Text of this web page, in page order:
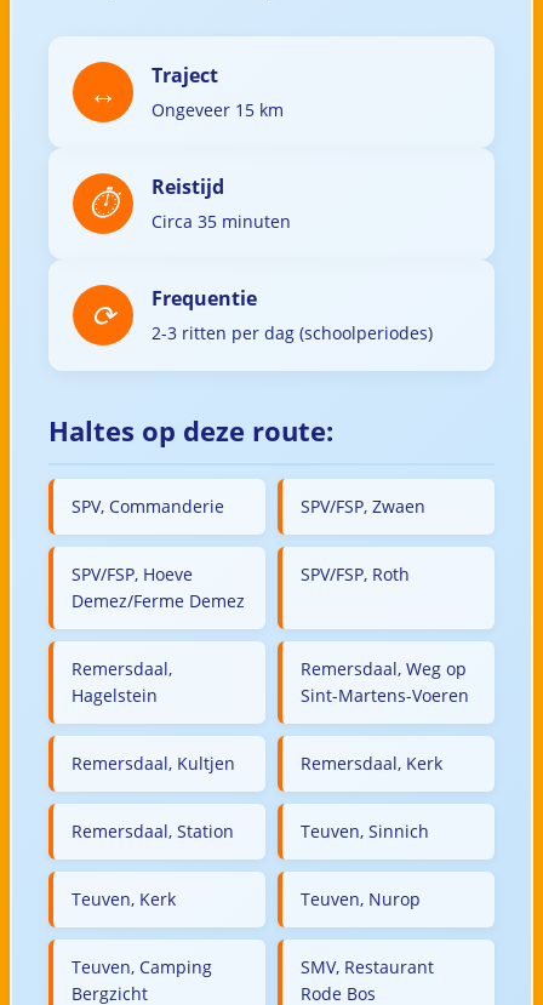
Traject
Ongeveer 15 km
Reistijd
Circa 35 minuten
Frequentie
2-3 ritten per dag (schoolperiodes)
Haltes op deze route:
SPV, Commanderie SPV/FSP, Zwaen
SPV/FSP, Hoeve
Demez/Ferme Demez
SPV/FSP, Roth
Remersdaal,
Hagelstein
Remersdaal, Weg op
Sint-Martens-Voeren
Remersdaal, Kultjen Remersdaal, Kerk
Remersdaal, Station Teuven, Sinnich
Teuven, Kerk Teuven, Nurop
Teuven, Camping
Bergzicht
SMV, Restaurant
Rode Bos